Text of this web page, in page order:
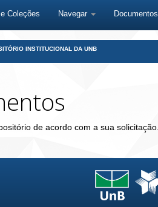
Coleções Navegar Documentos
INSTITUCIONAL DA UNB
de acordo com a sua solicitação.